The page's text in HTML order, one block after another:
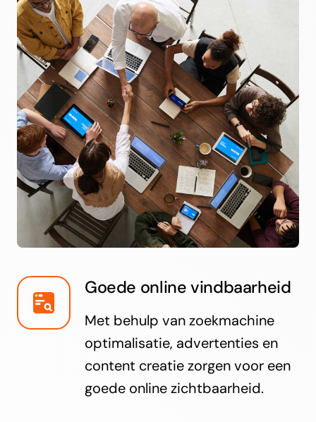
Goede online vindbaarheid
Met behulp van zoekmachine
optimalisatie, advertenties en
content creatie zorgen voor een
goede online zichtbaarheid.